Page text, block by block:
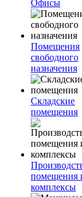
Офисы
Помещения
свободного
назначения
Складские
помещения
помещения
комплексы